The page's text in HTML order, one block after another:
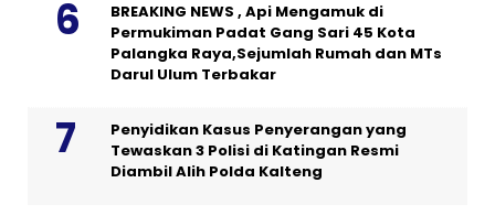
BREAKING NEWS , Api Mengamuk di
Permukiman Padat Gang Sari 45 Kota
Palangka Raya,Sejumlah Rumah dan MTs
Darul Ulum Terbakar
Penyidikan Kasus Penyerangan yang
Tewaskan 3 Polisi di Katingan Resmi
Diambil Alih Polda Kalteng